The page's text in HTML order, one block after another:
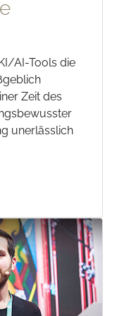
AI-Tools die
Zeit des
unerlässlich